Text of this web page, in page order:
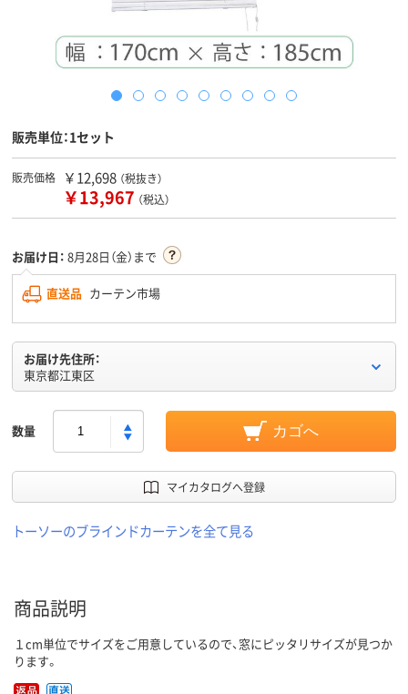
販売単位：1セット
販売価格 ￥12,698 （税抜き）
￥13,967 （税込）
お届け日： 8月28日（金）まで
直送品 カーテン市場
お届け先住所：
東京都江東区
数量 カゴへ
マイカタログへ登録
トーソーのブラインドカーテンを全て見る
商品説明
１cm単位でサイズをご用意しているので、窓にピッタリサイズが見つか
ります。